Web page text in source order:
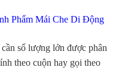
Phẩm Mái Che Di Động
số lượng lớn được phân
theo cuộn hay gọi theo